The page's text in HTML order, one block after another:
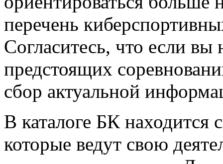
перечень
Согласитесь, что если
предстоящих
сбор актуальной
В каталоге БК находится
которые ведут свою